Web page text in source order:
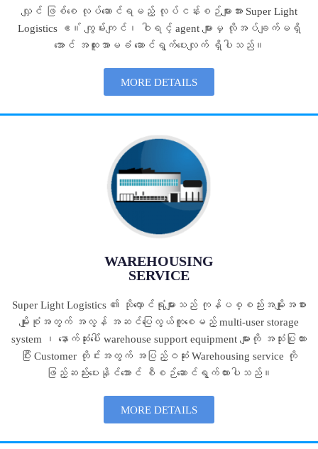
လျှင် ဖြစ်စေ လုပ်ဆောင်ရမည့် လုပ်ငန်းစဉ်များအား Super Light
Logistics ဧ။် ကျွမ်းကျင်၊ ဝါရင့် agent များမှ လိုအပ်ချက်မရှိ
အောင် အထူးအာမခံ ဆောင်ရွက်ပေးလျက် ရှိပါသည်။
MORE DETAILS
WAREHOUSING
SERVICE
Super Light Logistics ၏ သိုလှောင်ရုံများသည် ကုန်ပစ္စည်းအမျိုးအစား
မျိုးစုံအတွက် အလွန် အဆင်ပြေလွယ်ကူစေမည့် multi-user storage
system ၊ နောက်ဆုံးပေါ် warehouse support equipment များကို အသုံးပြုထား
ပြီး Customer တိုင်းအတွက် အပြည့်ဝဆုံး Warehousing service ကို
ဖြည့်ဆည်းပေးနိုင်အောင် စီစဉ်ဆောင်ရွက်ထားပါသည်။
MORE DETAILS